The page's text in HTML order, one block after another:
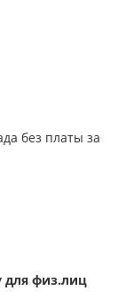
без платы за
для физ.лиц